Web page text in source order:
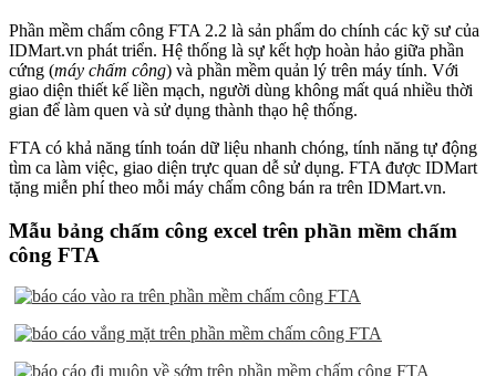
Phần mềm chấm công FTA 2.2 là sản phẩm do chính các kỹ sư của
IDMart.vn phát triển. Hệ thống là sự kết hợp hoàn hảo giữa phần
cứng (máy chấm công) và phần mềm quản lý trên máy tính. Với
giao diện thiết kế liền mạch, người dùng không mất quá nhiều thời
gian để làm quen và sử dụng thành thạo hệ thống.
FTA có khả năng tính toán dữ liệu nhanh chóng, tính năng tự động
tìm ca làm việc, giao diện trực quan dễ sử dụng. FTA được IDMart
tặng miễn phí theo mỗi máy chấm công bán ra trên IDMart.vn.
Mẫu bảng chấm công excel trên phần mềm chấm
công FTA